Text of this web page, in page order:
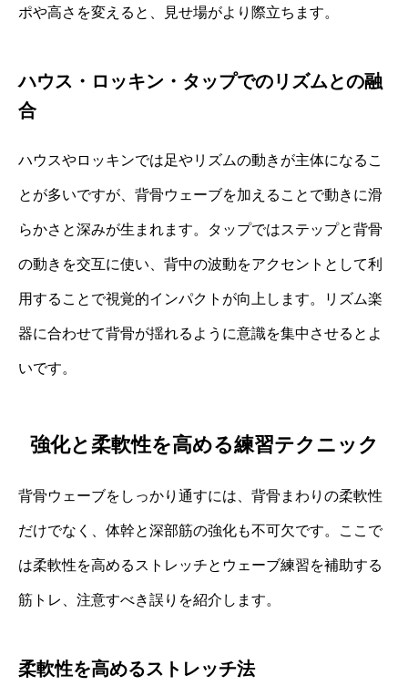
ポや高さを変えると、見せ場がより際立ちます。
ハウス・ロッキン・タップでのリズムとの融
合
ハウスやロッキンでは足やリズムの動きが主体になるこ
とが多いですが、背骨ウェーブを加えることで動きに滑
らかさと深みが生まれます。タップではステップと背骨
の動きを交互に使い、背中の波動をアクセントとして利
用することで視覚的インパクトが向上します。リズム楽
器に合わせて背骨が揺れるように意識を集中させるとよ
いです。
強化と柔軟性を高める練習テクニック
背骨ウェーブをしっかり通すには、背骨まわりの柔軟性
だけでなく、体幹と深部筋の強化も不可欠です。ここで
は柔軟性を高めるストレッチとウェーブ練習を補助する
筋トレ、注意すべき誤りを紹介します。
柔軟性を高めるストレッチ法